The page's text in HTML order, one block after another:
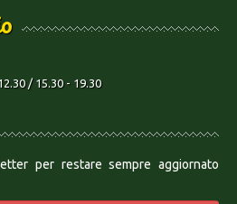
/ 15.30 - 19.30
per restare sempre aggiornato